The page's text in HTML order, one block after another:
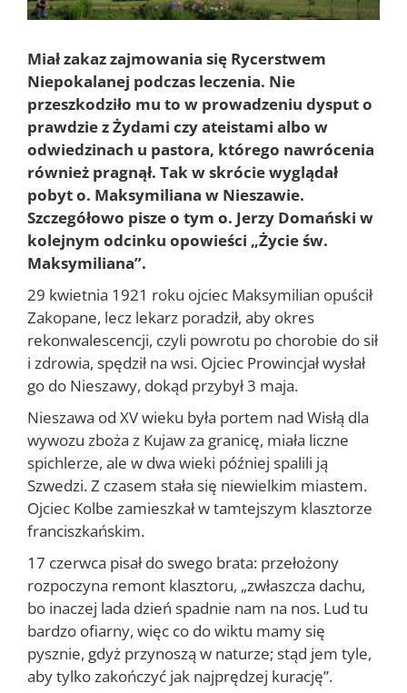
Miał zakaz zajmowania się Rycerstwem
Niepokalanej podczas leczenia. Nie
przeszkodziło mu to w prowadzeniu dysput o
prawdzie z Żydami czy ateistami albo w
odwiedzinach u pastora, którego nawrócenia
również pragnął. Tak w skrócie wyglądał
pobyt o. Maksymiliana w Nieszawie.
Szczegółowo pisze o tym o. Jerzy Domański w
kolejnym odcinku opowieści „Życie św.
Maksymiliana”.
29 kwietnia 1921 roku ojciec Maksymilian opuścił
Zakopane, lecz le­karz poradził, aby okres
rekonwalescencji, czyli powrotu po chorobie do sił
i zdrowia, spędził na wsi. Ojciec Prowincjał wysłał
go do Niesza­wy, dokąd przybył 3 maja.
Nieszawa od XV wieku była portem nad Wisłą dla
wywozu zboża z Kujaw za granicę, miała liczne
spichlerze, ale w dwa wieki później spa­lili ją
Szwedzi. Z czasem stała się niewielkim miastem.
Ojciec Kolbe za­mieszkał w tamtejszym klasztorze
franciszkańskim.
17 czerwca pisał do swego brata: przełożony
rozpoczyna remont klasz­toru, „zwłaszcza dachu,
bo inaczej lada dzień spadnie nam na nos. Lud tu
bardzo ofiarny, więc co do wiktu mamy się
pysznie, gdyż przynoszą w na­turze; stąd jem tyle,
aby tylko zakończyć jak najprędzej kurację”.